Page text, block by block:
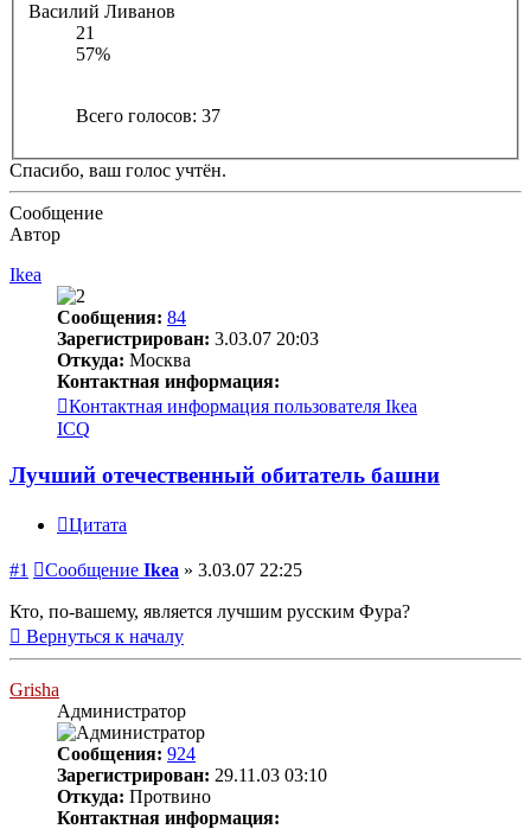
Василий Ливанов
21
57%
Всего голосов: 37
Спасибо, ваш голос учтён.
Сообщение
Автор
Ikea
Сообщения: 84
Зарегистрирован: 3.03.07 20:03
Откуда: Москва
Контактная информация:
Контактная информация пользователя Ikea
ICQ
Лучший отечественный обитатель башни
Цитата
#1 Сообщение Ikea » 3.03.07 22:25
Кто, по-вашему, является лучшим русским Фура?
Вернуться к началу
Grisha
Администратор
Сообщения: 924
Зарегистрирован: 29.11.03 03:10
Откуда: Протвино
Контактная информация: